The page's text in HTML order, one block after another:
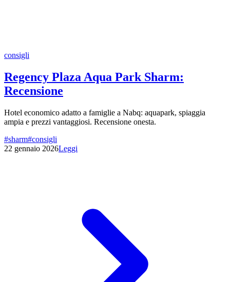
consigli
Regency Plaza Aqua Park Sharm:
Recensione
Hotel economico adatto a famiglie a Nabq: aquapark, spiaggia
ampia e prezzi vantaggiosi. Recensione onesta.
#sharm#consigli
22 gennaio 2026Leggi